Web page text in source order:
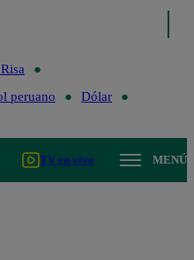
peruano
Dólar
TV en vivo MENÚ